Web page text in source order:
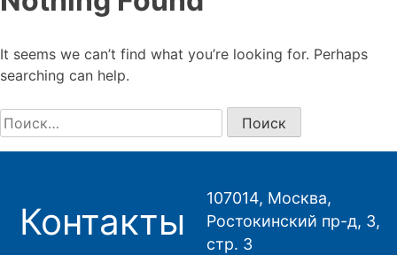
It seems we can’t find what you’re looking for. Perhaps
searching can help.
Найти:
Контакты
107014, Москва,
Ростокинский пр-д, 3,
стр. 3